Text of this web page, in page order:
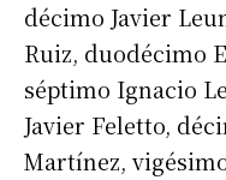
Suscribirme
Dirección de correo
décimo Javier
Ruiz, duodécimo
séptimo Ignacio
Javier Feletto,
Martínez,